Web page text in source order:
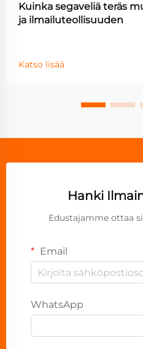
Kuinka segaveliä teräs
ja ilmailuteollisuuden
Katso lisää
Hanki
Edustajamme ottaa
Email
WhatsApp